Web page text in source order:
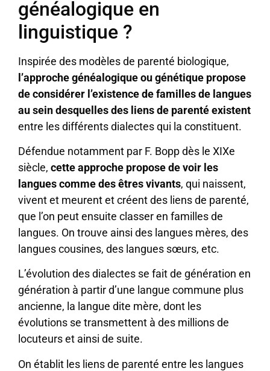
généalogique en
linguistique ?
Inspirée des modèles de parenté biologique,
l’approche généalogique ou génétique propose
de considérer l’existence de familles de langues
au sein desquelles des liens de parenté existent
entre les différents dialectes qui la constituent.
Défendue notamment par F. Bopp dès le XIXe
siècle, cette approche propose de voir les
langues comme des êtres vivants, qui naissent,
vivent et meurent et créent des liens de parenté,
que l’on peut ensuite classer en familles de
langues. On trouve ainsi des langues mères, des
langues cousines, des langues sœurs, etc.
L’évolution des dialectes se fait de génération en
génération à partir d’une langue commune plus
ancienne, la langue dite mère, dont les
évolutions se transmettent à des millions de
locuteurs et ainsi de suite.
On établit les liens de parenté entre les langues